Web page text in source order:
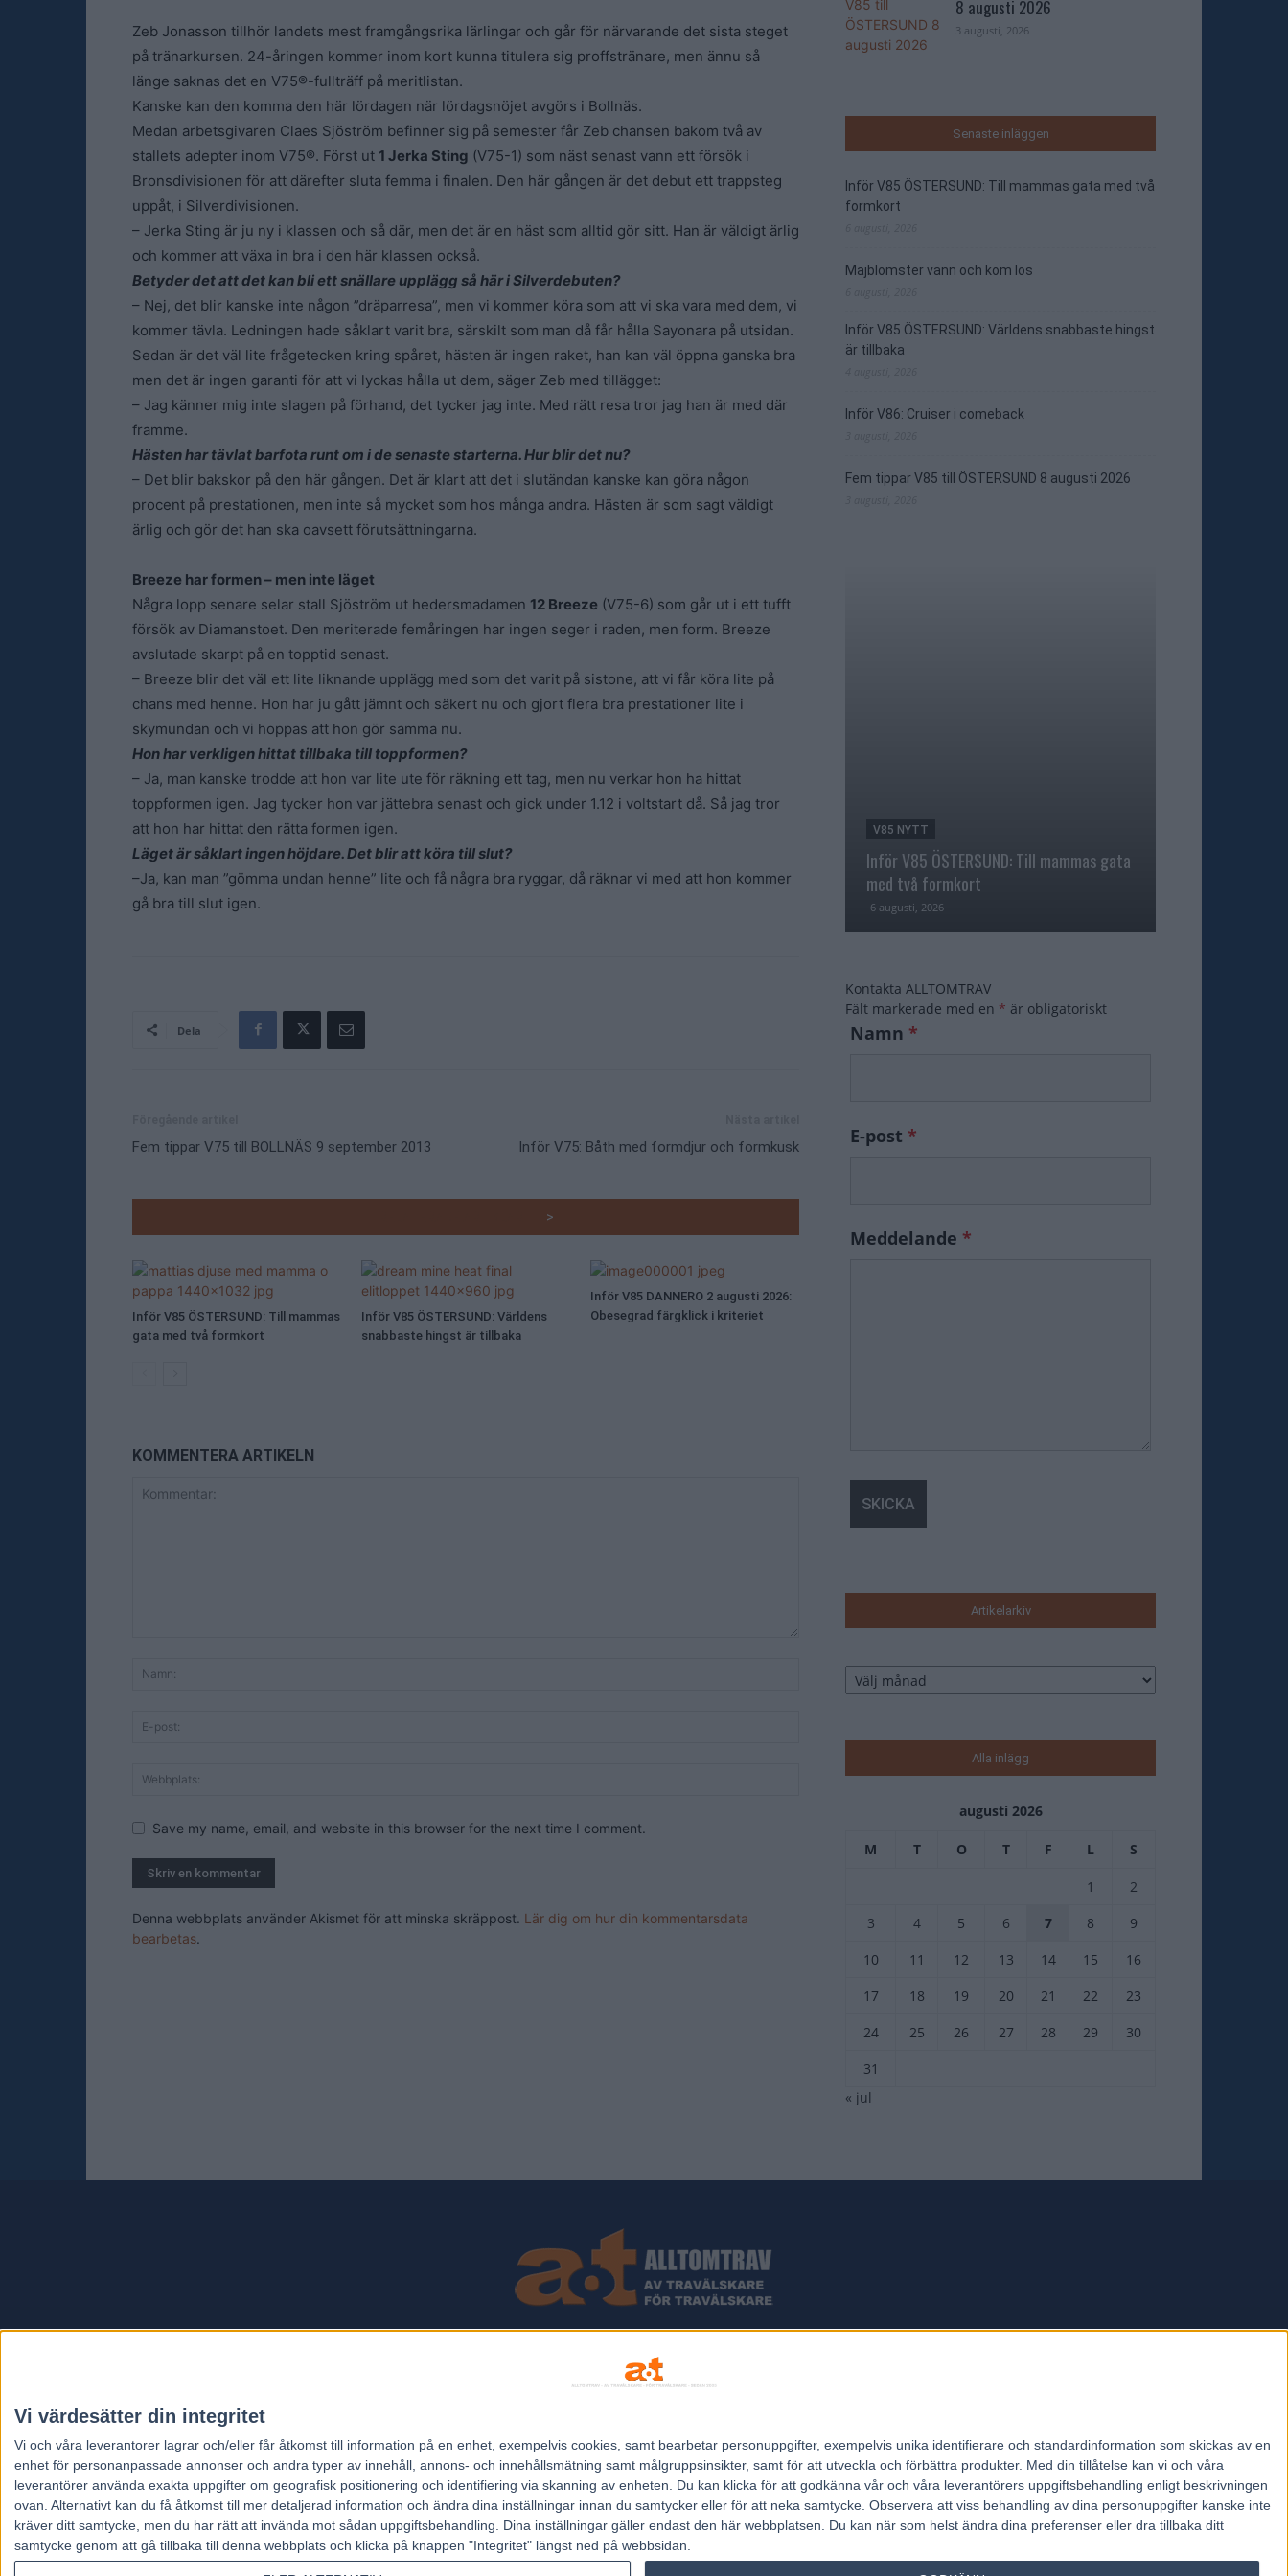
Vi värdesätter din integritet
Vi och våra leverantorer lagrar och/eller får åtkomst till information på en enhet, exempelvis cookies, samt bearbetar personuppgifter, exempelvis unika identifierare och standardinformation som skickas av en
enhet för personanpassade annonser och andra typer av innehåll, annons- och innehållsmätning samt målgruppsinsikter, samt för att utveckla och förbättra produkter. Med din tillåtelse kan vi och våra
leverantörer använda exakta uppgifter om geografisk positionering och identifiering via skanning av enheten. Du kan klicka för att godkänna vår och våra leverantörers uppgiftsbehandling enligt beskrivningen
ovan. Alternativt kan du få åtkomst till mer detaljerad information och ändra dina inställningar innan du samtycker eller för att neka samtycke. Observera att viss behandling av dina personuppgifter kanske inte
kräver ditt samtycke, men du har rätt att invända mot sådan uppgiftsbehandling. Dina inställningar gäller endast den här webbplatsen. Du kan när som helst ändra dina preferenser eller dra tillbaka ditt
samtycke genom att gå tillbaka till denna webbplats och klicka på knappen "Integritet" längst ned på webbsidan.
Zeb Jonasson tillhör landets mest framgångsrika lärlingar och går för närvarande det sista steget
på tränarkursen. 24-åringen kommer inom kort kunna titulera sig proffstränare, men ännu så
länge saknas det en V75®-fullträff på meritlistan.
Kanske kan den komma den här lördagen när lördagsnöjet avgörs i Bollnäs.
Medan arbetsgivaren Claes Sjöström befinner sig på semester får Zeb chansen bakom två av
stallets adepter inom V75®. Först ut 1 Jerka Sting (V75-1) som näst senast vann ett försök i
Bronsdivisionen för att därefter sluta femma i finalen. Den här gången är det debut ett trappsteg
uppåt, i Silverdivisionen.
– Jerka Sting är ju ny i klassen och så där, men det är en häst som alltid gör sitt. Han är väldigt ärlig
och kommer att växa in bra i den här klassen också.
Betyder det att det kan bli ett snällare upplägg så här i Silverdebuten?
– Nej, det blir kanske inte någon ”dräparresa”, men vi kommer köra som att vi ska vara med dem, vi
kommer tävla. Ledningen hade såklart varit bra, särskilt som man då får hålla Sayonara på utsidan.
Sedan är det väl lite frågetecken kring spåret, hästen är ingen raket, han kan väl öppna ganska bra
men det är ingen garanti för att vi lyckas hålla ut dem, säger Zeb med tillägget:
– Jag känner mig inte slagen på förhand, det tycker jag inte. Med rätt resa tror jag han är med där
framme.
Hästen har tävlat barfota runt om i de senaste starterna. Hur blir det nu?
– Det blir bakskor på den här gången. Det är klart att det i slutändan kanske kan göra någon
procent på prestationen, men inte så mycket som hos många andra. Hästen är som sagt väldigt
ärlig och gör det han ska oavsett förutsättningarna.
Breeze har formen – men inte läget
Några lopp senare selar stall Sjöström ut hedersmadamen 12 Breeze (V75-6) som går ut i ett tufft
försök av Diamanstoet. Den meriterade femåringen har ingen seger i raden, men form. Breeze
avslutade skarpt på en topptid senast.
– Breeze blir det väl ett lite liknande upplägg med som det varit på sistone, att vi får köra lite på
chans med henne. Hon har ju gått jämnt och säkert nu och gjort flera bra prestationer lite i
skymundan och vi hoppas att hon gör samma nu.
Hon har verkligen hittat tillbaka till toppformen?
– Ja, man kanske trodde att hon var lite ute för räkning ett tag, men nu verkar hon ha hittat
toppformen igen. Jag tycker hon var jättebra senast och gick under 1.12 i voltstart då. Så jag tror
att hon har hittat den rätta formen igen.
Läget är såklart ingen höjdare. Det blir att köra till slut?
–Ja, kan man ”gömma undan henne” lite och få några bra ryggar, då räknar vi med att hon kommer
gå bra till slut igen.
Dela
Fem tippar V75 till BOLLNÄS 9 september 2013 Inför V75: Båth med formdjur och formkusk
>
Inför V85 ÖSTERSUND: Till mammas
gata med två formkort
Inför V85 ÖSTERSUND: Världens
snabbaste hingst är tillbaka
Inför V85 DANNERO 2 augusti 2026:
Obesegrad färgklick i kriteriet
KOMMENTERA ARTIKELN
Save my name, email, and website in this browser for the next time I comment.
Denna webbplats använder Akismet för att minska skräppost. Lär dig om hur din kommentarsdata
bearbetas.
8 augusti 2026
3 augusti, 2026
Senaste inläggen
Inför V85 ÖSTERSUND: Till mammas gata med två
formkort
Majblomster vann och kom lös
Inför V85 ÖSTERSUND: Världens snabbaste hingst
är tillbaka
Inför V86: Cruiser i comeback
Fem tippar V85 till ÖSTERSUND 8 augusti 2026
V85 NYTT
Inför V85 ÖSTERSUND: Till mammas gata
med två formkort
6 augusti, 2026
Kontakta ALLTOMTRAV
Fält markerade med en * är obligatoriskt
Namn *
E-post *
Meddelande *
Artikelarkiv
Artikelarkiv
Alla inlägg
augusti 2026
M T O T F L S
1
2
3
4 5 6 7 8
9
10
11 12 13 14 15
16
17
18 19 20 21 22
23
24
25 26 27 28 29
30
31
« jul
Allt Om Trav - För Travälskare - Av Travälskare - sedan 2005.
Kontakta oss:kontakt@regemedia.se